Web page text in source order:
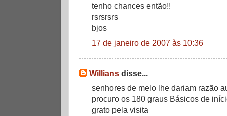
tenho chances então!!
rsrsrsrs
bjos
17 de janeiro de 2007 às 10:36
Willians disse...
senhores de melo lhe dariam razão
procuro os 180 graus Básicos de
grato pela visita